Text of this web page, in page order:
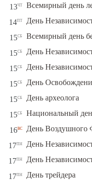
13чт Всемирный день
14пт День
15сб Всемирный день
15сб День
15сб День
15сб День
15сб День археолога
15сб Национальный
16вс День Воздушного
17пн День
17пн День
17пн День трейдера